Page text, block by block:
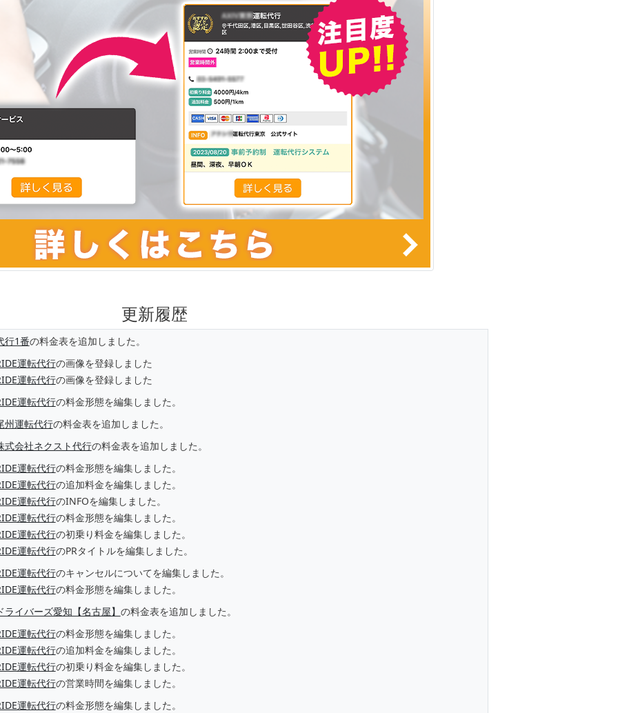
更新履歴
行1番の料金表を追加しました。
運転代行の画像を登録しました
運転代行の画像を登録しました
運転代行の料金形態を編集しました。
州運転代行の料金表を追加しました。
式会社ネクスト代行の料金表を追加しました。
運転代行の料金形態を編集しました。
運転代行の追加料金を編集しました。
運転代行のINFOを編集しました。
運転代行の料金形態を編集しました。
運転代行の初乗り料金を編集しました。
運転代行のPRタイトルを編集しました。
運転代行のキャンセルについてを編集しました。
運転代行の料金形態を編集しました。
ライバーズ愛知【名古屋】 の料金表を追加しました。
運転代行の料金形態を編集しました。
運転代行の追加料金を編集しました。
運転代行の初乗り料金を編集しました。
運転代行の営業時間を編集しました。
運転代行の料金形態を編集しました。